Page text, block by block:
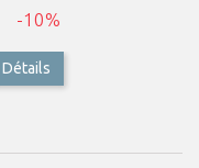
-10%
Détails